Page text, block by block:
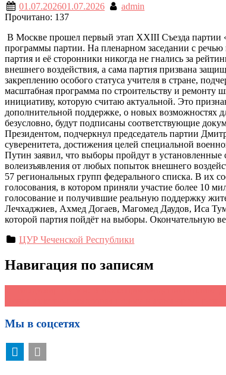
01.07.202601.07.2026
admin
Прочитано: 137
В Москве прошел первый этап XXIII Съезда партии
программы партии. На пленарном заседании с
партия и её сторонники никогда не гнались за
внешнего воздействия, а сама партия призвана
закреплению особого статуса учителя в стране,
масштабная программа по строительству и
инициативу, которую считаю актуальной. Это
дополнительной поддержке, о новых возможностях
безусловно, будут подписаны соответствующие
Президентом, подчеркнул председатель партии
суверенитета, достижения целей специальной
Путин заявил, что выборы пройдут в установленные
волеизъявления от любых попыток внешнего
57 региональных групп федерального списка. В их
голосования, в котором приняли участие более 10
голосование и получившие реальную поддержку
Лечхаджиев, Ахмед Догаев, Магомед Даудов, Иса
которой партия пойдёт на выборы. Окончательную
ЦУР Чеченской Республики
Навигация по записям
Мы в соцсетях